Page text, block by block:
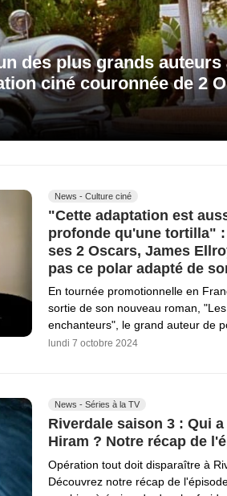
des plus grands auteurs
ciné couronnée de 2
News - Culture ciné
"Cette adaptation est
profonde qu'une tortilla"
ses 2 Oscars, James
pas ce polar adapté de
En tournée promotionnelle en
sortie de son nouveau roman, "Les
enchanteurs", le grand auteur de
lundi 7 octobre 2024
News - Séries à la TV
Riverdale saison 3 : Qui
Hiram ? Notre récap de
Opération tout doit disparaître à
Découvrez notre récap de